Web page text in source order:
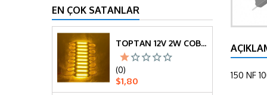
EN ÇOK SATANLAR
TOPTAN 12V 2W COB LED MODÜL – ARAÇ DEKORATIF AYDINLATMA (SARI) (10ADET)
(0)
Fiyat
$1,80
150 NF